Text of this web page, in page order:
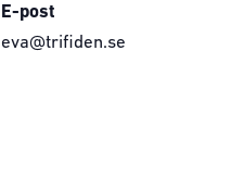
E-post
eva@trifiden.se